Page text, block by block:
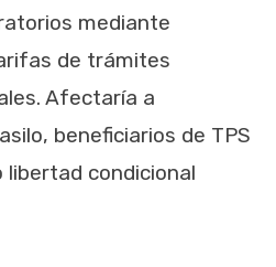
mediante
de trámites
Afectaría a
beneficiarios de TPS
libertad condicional